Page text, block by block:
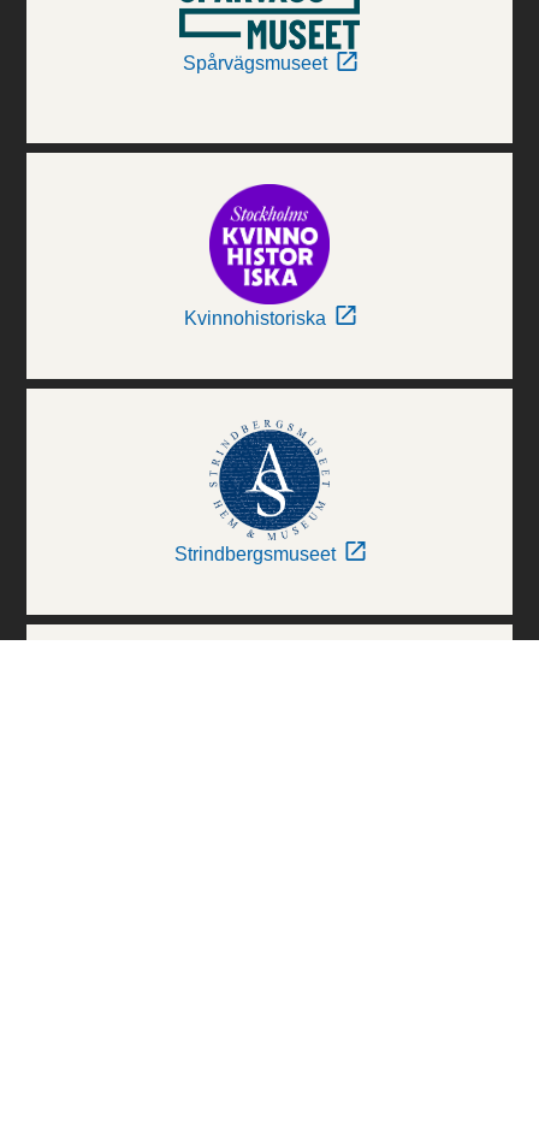
Spårvägsmuseet
Kvinnohistoriska
Strindbergsmuseet